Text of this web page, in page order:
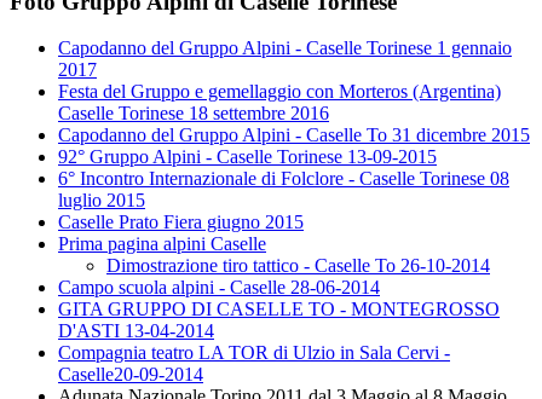
Capodanno del Gruppo Alpini - Caselle Torinese 1 gennaio
2017
Festa del Gruppo e gemellaggio con Morteros (Argentina)
Caselle Torinese 18 settembre 2016
Capodanno del Gruppo Alpini - Caselle To 31 dicembre 2015
92° Gruppo Alpini - Caselle Torinese 13-09-2015
6° Incontro Internazionale di Folclore - Caselle Torinese 08
luglio 2015
Caselle Prato Fiera giugno 2015
Prima pagina alpini Caselle
Dimostrazione tiro tattico - Caselle To 26-10-2014
Campo scuola alpini - Caselle 28-06-2014
GITA GRUPPO DI CASELLE TO - MONTEGROSSO
D'ASTI 13-04-2014
Compagnia teatro LA TOR di Ulzio in Sala Cervi -
Caselle20-09-2014